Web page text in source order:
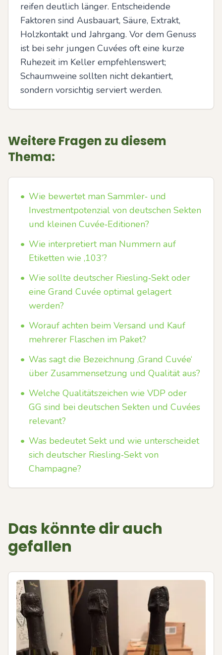
reifen deutlich länger. Entscheidende
Faktoren sind Ausbauart, Säure, Extrakt,
Holzkontakt und Jahrgang. Vor dem Genuss
ist bei sehr jungen Cuvées oft eine kurze
Ruhezeit im Keller empfehlenswert;
Schaumweine sollten nicht dekantiert,
sondern vorsichtig serviert werden.
Weitere Fragen zu diesem
Thema:
• Wie bewertet man Sammler‑ und
Investmentpotenzial von deutschen Sekten
und kleinen Cuvée‑Editionen?
• Wie interpretiert man Nummern auf
Etiketten wie ‚103‘?
• Wie sollte deutscher Riesling‑Sekt oder
eine Grand Cuvée optimal gelagert
werden?
• Worauf achten beim Versand und Kauf
mehrerer Flaschen im Paket?
• Was sagt die Bezeichnung ‚Grand Cuvée‘
über Zusammensetzung und Qualität aus?
• Welche Qualitätszeichen wie VDP oder
GG sind bei deutschen Sekten und Cuvées
relevant?
• Was bedeutet Sekt und wie unterscheidet
sich deutscher Riesling‑Sekt von
Champagne?
Das könnte dir auch
gefallen